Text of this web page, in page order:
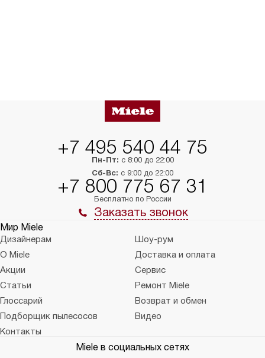
+7 495 540 44 75
Пн-Пт: с 8:00 до 22:00
Сб-Вс: с 9:00 до 22:00
+7 800 775 67 31
Бесплатно по России
Заказать звонок
Мир Miele
Дизайнерам
Шоу-рум
О Miele
Доставка и оплата
Акции
Сервис
Статьи
Ремонт Miele
Глоссарий
Возврат и обмен
Подборщик пылесосов
Видео
Контакты
Miele в социальных сетях